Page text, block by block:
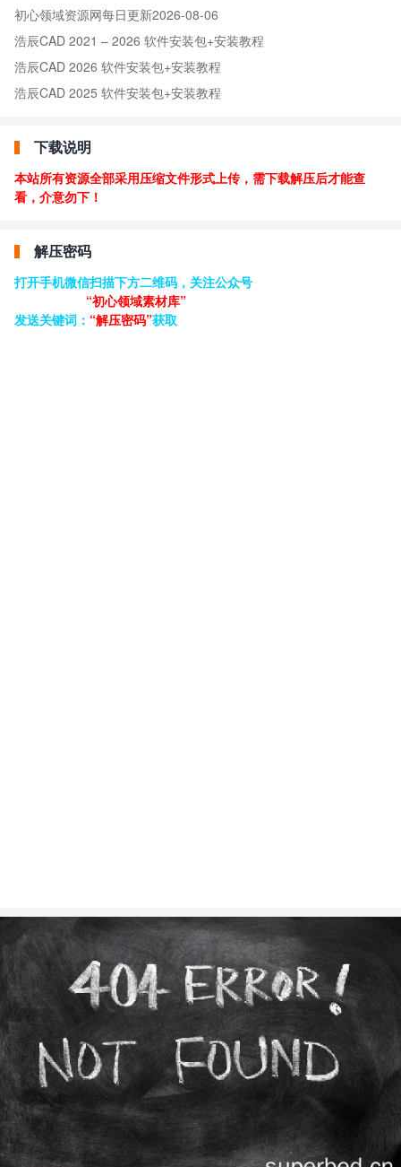
初心领域资源网每日更新2026-08-06
浩辰CAD 2021 – 2026 软件安装包+安装教程
浩辰CAD 2026 软件安装包+安装教程
浩辰CAD 2025 软件安装包+安装教程
下载说明
本站所有资源全部采用压缩文件形式上传，需下载解压后才能查
看，介意勿下！
解压密码
打开手机微信扫描下方二维码，关注公众号
“初心领域素材库”
发送关键词： “解压密码”获取